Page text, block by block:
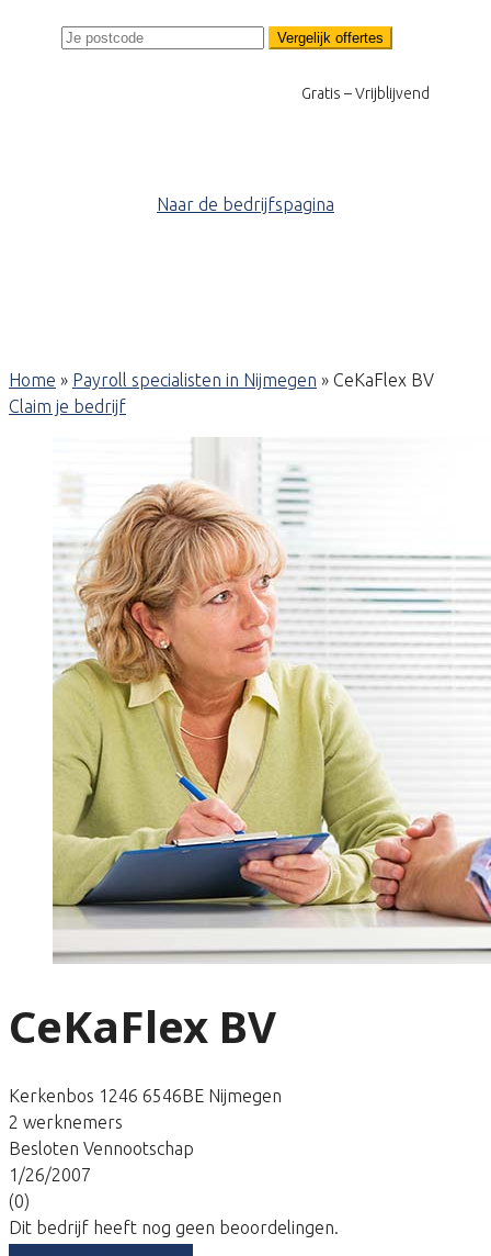
Vergelijk offertes
Gratis – Vrijblijvend
Naar de bedrijfspagina
Home » Payroll specialisten in Nijmegen » CeKaFlex BV
Claim je bedrijf
CeKaFlex BV
Kerkenbos 1246 6546BE Nijmegen
2 werknemers
Besloten Vennootschap
1/26/2007
(0)
Dit bedrijf heeft nog geen beoordelingen.